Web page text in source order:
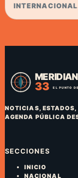
NOTICIAS,
AGENDA PÚBLICA
SECCIONES
INICIO
NACIONAL